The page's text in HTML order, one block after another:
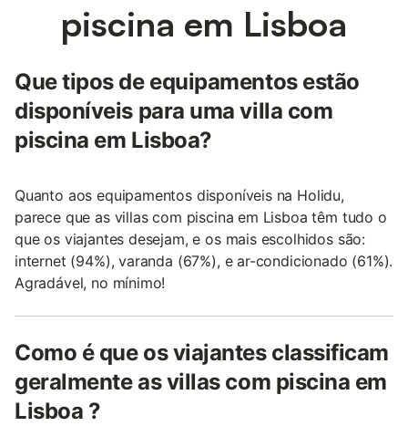
piscina em Lisboa
Que tipos de equipamentos estão
disponíveis para uma villa com
piscina em Lisboa?
Quanto aos equipamentos disponíveis na Holidu,
parece que as villas com piscina em Lisboa têm tudo o
que os viajantes desejam, e os mais escolhidos são:
internet (94%), varanda (67%), e ar-condicionado (61%).
Agradável, no mínimo!
Como é que os viajantes classificam
geralmente as villas com piscina em
Lisboa ?